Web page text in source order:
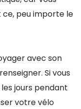
peu importe le
avec son
Si vous
jours pendant
votre vélo